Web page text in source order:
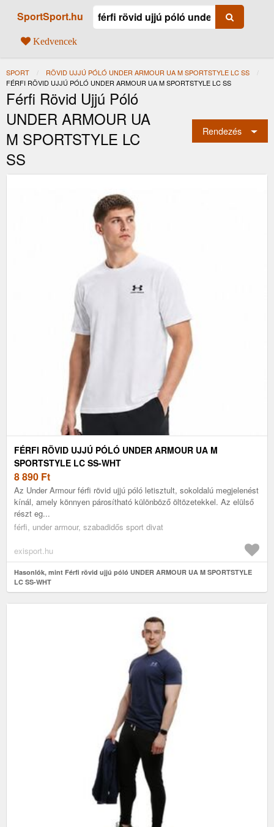
SportSport.hu
Kedvencek
SPORT
RÖVID UJJÚ PÓLÓ UNDER ARMOUR UA M SPORTSTYLE LC SS
JELENLEGI:
FÉRFI RÖVID UJJÚ PÓLÓ UNDER ARMOUR UA M SPORTSTYLE LC SS
Férfi Rövid Ujjú Póló
UNDER ARMOUR UA
M SPORTSTYLE LC
SS
Rendezés
FÉRFI RÖVID UJJÚ PÓLÓ UNDER ARMOUR UA M
SPORTSTYLE LC SS-WHT
8 890 Ft
Az Under Armour férfi rövid ujjú póló letisztult, sokoldalú megjelenést
kínál, amely könnyen párosítható különböző öltözetekkel. Az elülső
részt eg...
férfi, under armour, szabadidős sport divat
exisport.hu
Hasonlók, mint Férfi rövid ujjú póló UNDER ARMOUR UA M SPORTSTYLE
LC SS-WHT